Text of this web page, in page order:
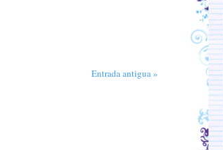
Entrada antigua »